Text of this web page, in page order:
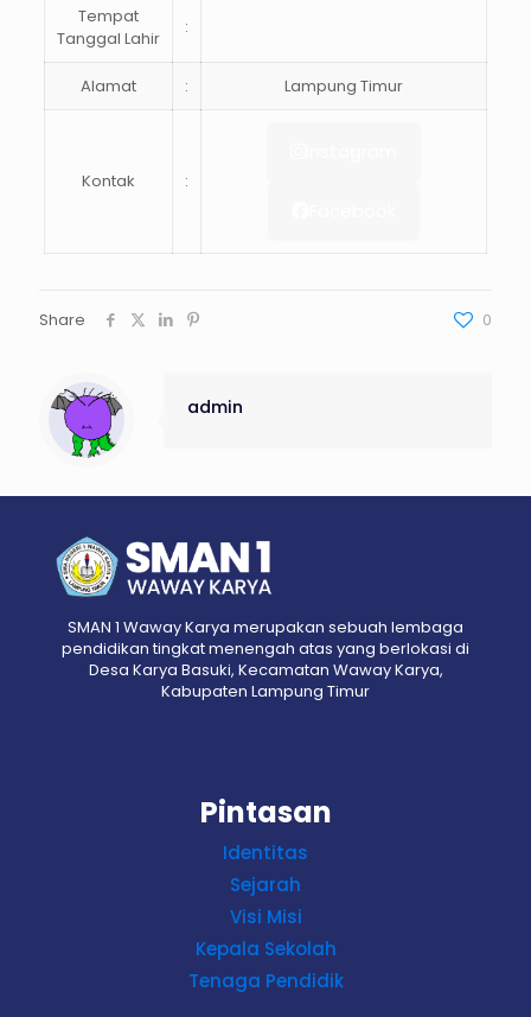
Tempat
Tanggal Lahir
:
Alamat : Lampung Timur
Kontak :
Share 0
admin
SMAN 1 Waway Karya merupakan sebuah lembaga
pendidikan tingkat menengah atas yang berlokasi di
Desa Karya Basuki, Kecamatan Waway Karya,
Kabupaten Lampung Timur
Pintasan
Identitas
Sejarah
Visi Misi
Kepala Sekolah
Tenaga Pendidik